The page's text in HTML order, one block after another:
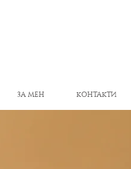
ЗА МЕН КОНТАКТИ